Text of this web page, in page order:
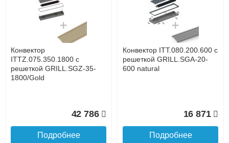
до подъезда
услуга платная
с решеткой GRILL.SGA-20-
1300 brown
30 665
Подробнее
с решеткой GRILL.SGA-20-
1000 brown
24 638
Конвектор
ITTZ.075.350.1800 с
решеткой GRILL.SGZ-35-
1800/Gold
42 786
Подробнее
Конвектор ITT.080.200.600 с
решеткой GRILL.SGA-20-
600 natural
16 871
Подробнее